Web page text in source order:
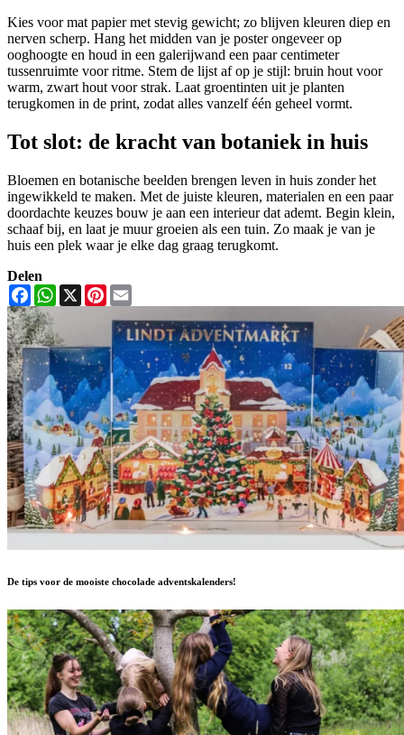
Kies voor mat papier met stevig gewicht; zo blijven kleuren diep en
nerven scherp. Hang het midden van je poster ongeveer op
ooghoogte en houd in een galerijwand een paar centimeter
tussenruimte voor ritme. Stem de lijst af op je stijl: bruin hout voor
warm, zwart hout voor strak. Laat groentinten uit je planten
terugkomen in de print, zodat alles vanzelf één geheel vormt.
Tot slot: de kracht van botaniek in huis
Bloemen en botanische beelden brengen leven in huis zonder het
ingewikkeld te maken. Met de juiste kleuren, materialen en een paar
doordachte keuzes bouw je aan een interieur dat ademt. Begin klein,
schaaf bij, en laat je muur groeien als een tuin. Zo maak je van je
huis een plek waar je elke dag graag terugkomt.
Delen
FacebookWhatsApp
X Pinterest
De tips voor de mooiste chocolade adventskalenders!